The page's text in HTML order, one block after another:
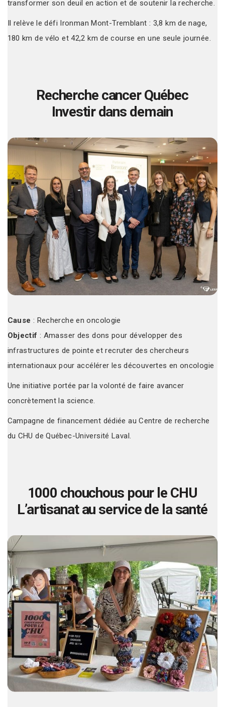
transformer son deuil en action et de soutenir la recherche.
Il relève le défi Ironman Mont-Tremblant : 3,8 km de nage,
180 km de vélo et 42,2 km de course en une seule journée.
Recherche cancer Québec
Investir dans demain
Cause : Recherche en oncologie
Objectif : Amasser des dons pour développer des
infrastructures de pointe et recruter des chercheurs
internationaux pour accélérer les découvertes en oncologie
Une initiative portée par la volonté de faire avancer
concrètement la science.
Campagne de financement dédiée au Centre de recherche
du CHU de Québec-Université Laval.
1000 chouchous pour le CHU
L’artisanat au service de la santé